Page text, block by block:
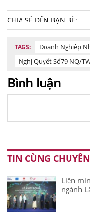
CHIA SẺ ĐẾN BẠN BÈ:
TAGS: Doanh Nghiệp
Nghị Quyết Số79-NQ/
Bình luận
TIN CÙNG
Liên
ngành